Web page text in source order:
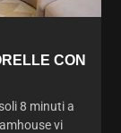
CON
8 minuti a
vi